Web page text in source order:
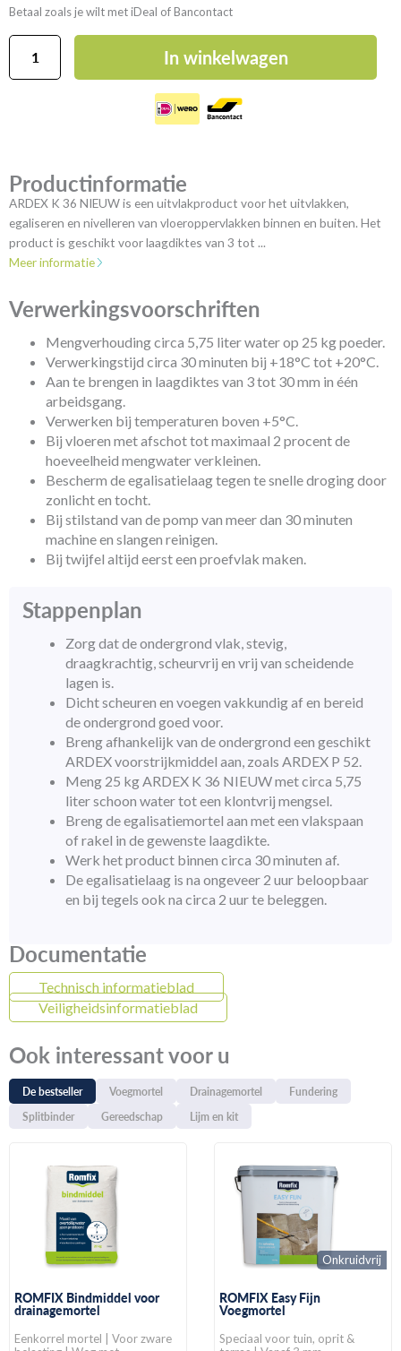
Betaal zoals je wilt met iDeal of Bancontact
ARDEX
36
In winkelwagen
Productinformatie
ARDEX K 36 NIEUW is een uitvlakproduct voor het uitvlakken,
egaliseren en nivelleren van vloeroppervlakken binnen en buiten. Het
product is geschikt voor laagdiktes van 3 tot ...
Meer informatie
Verwerkingsvoorschriften
Mengverhouding circa 5,75 liter water op 25 kg poeder.
Verwerkingstijd circa 30 minuten bij +18°C tot +20°C.
Aan te brengen in laagdiktes van 3 tot 30 mm in één
arbeidsgang.
Verwerken bij temperaturen boven +5°C.
Bij vloeren met afschot tot maximaal 2 procent de
hoeveelheid mengwater verkleinen.
Bescherm de egalisatielaag tegen te snelle droging door
zonlicht en tocht.
Bij stilstand van de pomp van meer dan 30 minuten
machine en slangen reinigen.
Bij twijfel altijd eerst een proefvlak maken.
Stappenplan
Zorg dat de ondergrond vlak, stevig,
draagkrachtig, scheurvrij en vrij van scheidende
lagen is.
Dicht scheuren en voegen vakkundig af en bereid
de ondergrond goed voor.
Breng afhankelijk van de ondergrond een geschikt
ARDEX voorstrijkmiddel aan, zoals ARDEX P 52.
Meng 25 kg ARDEX K 36 NIEUW met circa 5,75
liter schoon water tot een klontvrij mengsel.
Breng de egalisatiemortel aan met een vlakspaan
of rakel in de gewenste laagdikte.
Werk het product binnen circa 30 minuten af.
De egalisatielaag is na ongeveer 2 uur beloopbaar
en bij tegels ook na circa 2 uur te beleggen.
Documentatie
Technisch informatieblad
Veiligheidsinformatieblad
Ook interessant voor u
De bestseller Voegmortel Drainagemortel
Fundering
Splitbinder
Gereedschap Lijm en kit
ROMFIX Bindmiddel voor
drainagemortel
Eenkorrel mortel | Voor zware
Onkruidvrij
ROMFIX Easy Fijn
Voegmortel
Speciaal voor tuin, oprit &